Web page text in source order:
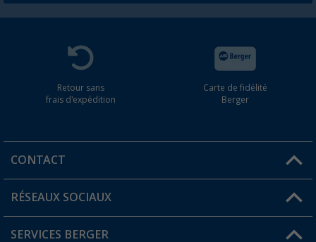
Retour sans
frais d'expédition
Carte de fidélité
Berger
CONTACT
Une question ?
RÉSEAUX SOCIAUX
SERVICES BERGER